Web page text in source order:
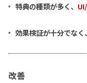
特典の種類が多く、
効果検証が十分でな
改善